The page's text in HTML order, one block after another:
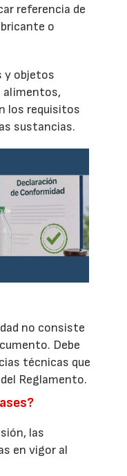
referencia de
o
y objetos
alimentos,
los requisitos
sustancias.
no consiste
Debe
técnicas que
Reglamento.
las
en vigor al